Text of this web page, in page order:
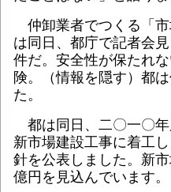
仲卸業者でつくる「
は同日、都庁で記者会
件だ。安全性が保たれ
険。（情報を隠す）都
た。
都は同日、二〇一〇
新市場建設工事に着工
針を公表しました。新
億円を見込んでいます。